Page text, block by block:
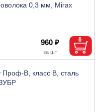
0,3 мм, Mirax
960 ₽
В, класс В, сталь